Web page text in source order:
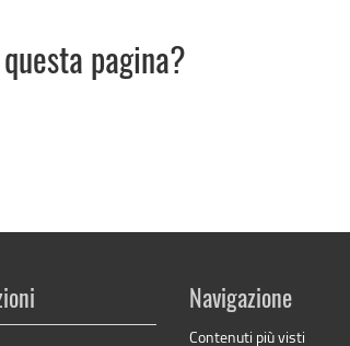
pagina?
Navigazione
Contenuti più visti